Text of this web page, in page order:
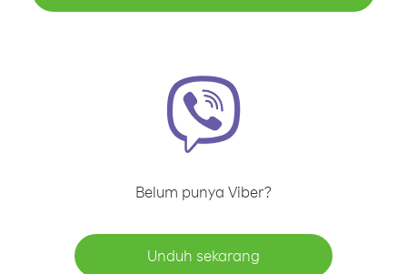
Belum punya Viber?
Unduh sekarang